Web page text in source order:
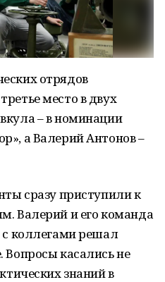
отрядов
место в двух
– в номинации
а Валерий Антонов –
сразу приступили к
Валерий и его команда
коллегами решал
Вопросы касались не
знаний в